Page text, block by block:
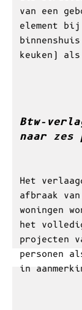
structuren.
als
van